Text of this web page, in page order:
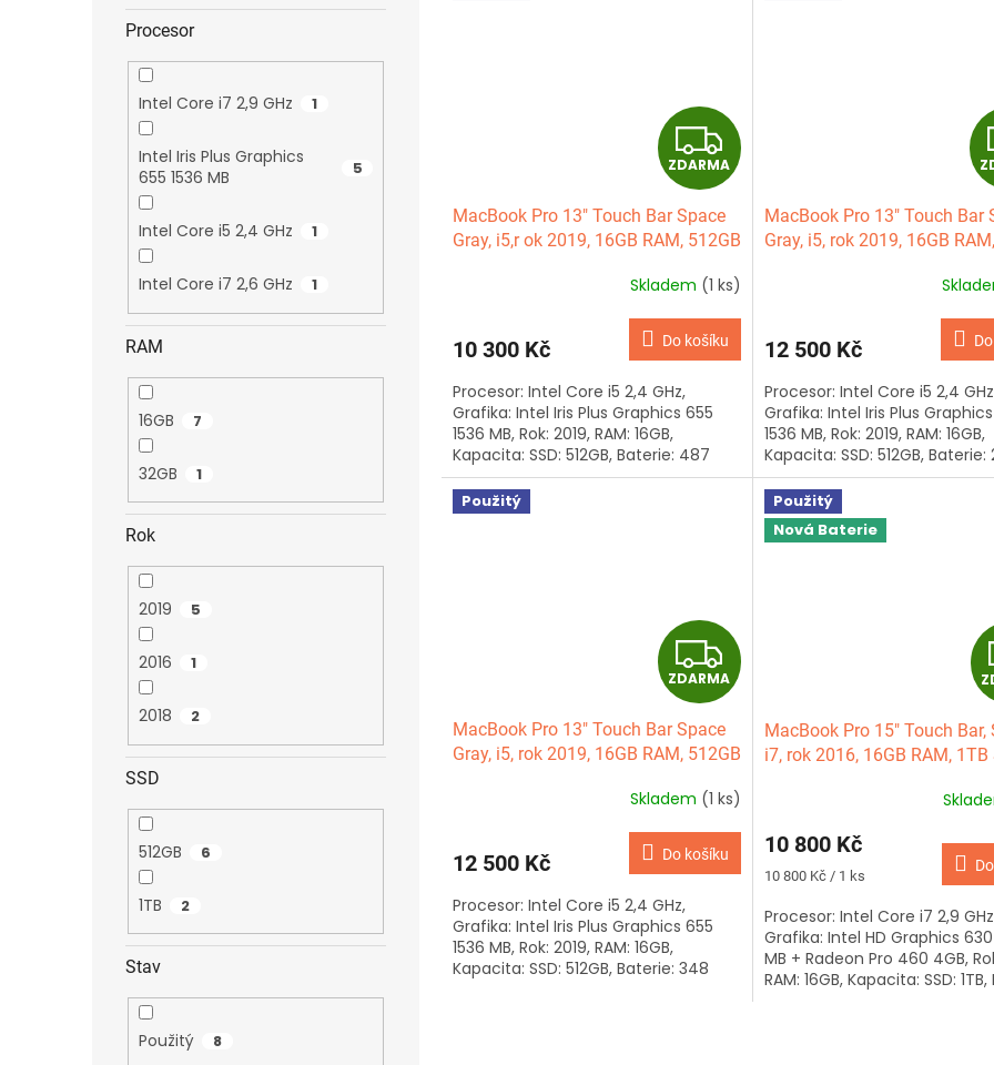
Procesor
Intel Core i7 2,9 GHz 1
Intel Iris Plus Graphics
655 1536 MB
5
Intel Core i5 2,4 GHz 1
Intel Core i7 2,6 GHz 1
RAM
16GB 7
32GB 1
Rok
2019 5
2016 1
2018 2
SSD
512GB 6
1TB 2
Stav
Použitý 8
Z
D
A
R
M
A
ZDARMA
MacBook Pro 13" Touch Bar Space
Gray, i5,r ok 2019, 16GB RAM, 512GB
Skladem (1 ks)
10 300 Kč Do košíku
Procesor: Intel Core i5 2,4 GHz,
Grafika: Intel Iris Plus Graphics 655
1536 MB, Rok: 2019, RAM: 16GB,
Kapacita: SSD: 512GB, Baterie: 487
cyklů, Klávesnice: anglická,...
MacBook Pro 13" Touch Bar
Gray, i5, rok 2019, 16GB
12 500 Kč
Procesor: Intel Core i5 2,4
Grafika: Intel Iris Plus
1536 MB, Rok: 2019, RAM: 16GB,
Kapacita: SSD: 512GB, Baterie:
cyklů, Klávesnice: anglická,...
Použitý
Z
D
A
R
M
A
ZDARMA
MacBook Pro 13" Touch Bar Space
Gray, i5, rok 2019, 16GB RAM, 512GB
Skladem (1 ks)
12 500 Kč Do košíku
Procesor: Intel Core i5 2,4 GHz,
Grafika: Intel Iris Plus Graphics 655
1536 MB, Rok: 2019, RAM: 16GB,
Kapacita: SSD: 512GB, Baterie: 348
Použitý
Nová Baterie
MacBook Pro 15" Touch Bar,
i7, rok 2016, 16GB RAM, 1TB
10 800 Kč
Měrná
10 800 Kč / 1 ks
Procesor: Intel Core i7 2,9
Grafika: Intel HD Graphics 630
MB + Radeon Pro 460 4GB,
RAM: 16GB, Kapacita: SSD: